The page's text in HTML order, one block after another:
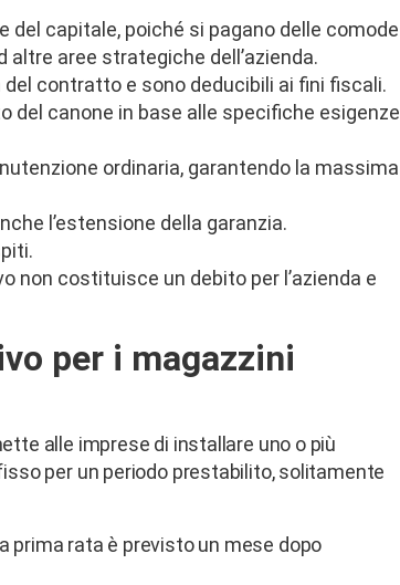
del capitale, poiché si pagano delle comode
aree strategiche dell’azienda.
contratto e sono deducibili ai fini fiscali.
del canone in base alle specifiche esigenze
ordinaria, garantendo la massima
l’estensione della garanzia.
non costituisce un debito per l’azienda e
per i magazzini
alle imprese di installare uno o più
per un periodo prestabilito, solitamente
prima rata è previsto un mese dopo